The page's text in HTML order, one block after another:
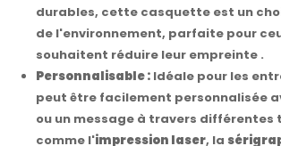
durables, cette casquette est un
de l'environnement, parfaite pour
souhaitent réduire leur empreinte .
Personnalisable : Idéale pour les
peut être facilement personnalisée
ou un message à travers différentes
comme l'impression laser, la